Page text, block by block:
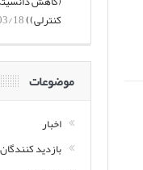
کنترلی))18
موضوعات
اخبار
بازدید کنندگان